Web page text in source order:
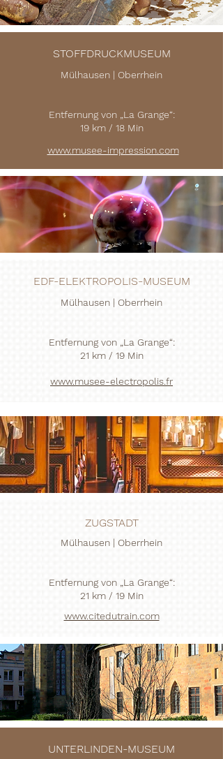
STOFFDRUCKMUSEUM
Mülhausen | Oberrhein
Entfernung von „La Grange“:
19 km / 18 Min
www.musee-impression.com
EDF-ELEKTROPOLIS-MUSEUM
Mülhausen | Oberrhein
Entfernung von „La Grange“:
21 km / 19 Min
www.musee-electropolis.fr
ZUGSTADT
Mülhausen | Oberrhein
Entfernung von „La Grange“:
21 km / 19 Min
www.citedutrain.com
UNTERLINDEN-MUSEUM